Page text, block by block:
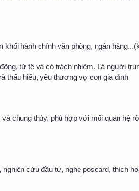
khối hành chính văn phòng, ngân
tử tế và có trách nhiệm. Là người
thấu hiểu, yêu thương vợ con gia đình
chung thủy, phù hợp với mối quan hệ
cứu đầu tư, nghe poscard, thích